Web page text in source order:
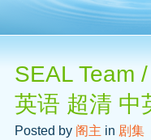
SEAL Team
英语 超清 中
Posted by 阁主 in 剧集